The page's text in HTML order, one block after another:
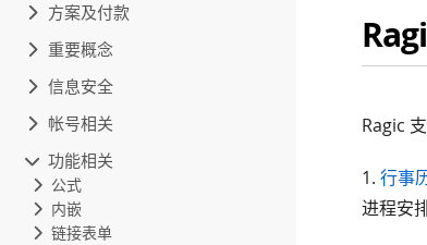
方案及付款
重要概念
信息安全
帐号相关
功能相关
公式
内嵌
链接表单
Ragic
1. 行事
进程安